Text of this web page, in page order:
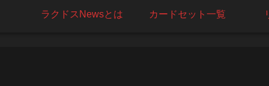
ラクドスNewsとは カードセット一覧